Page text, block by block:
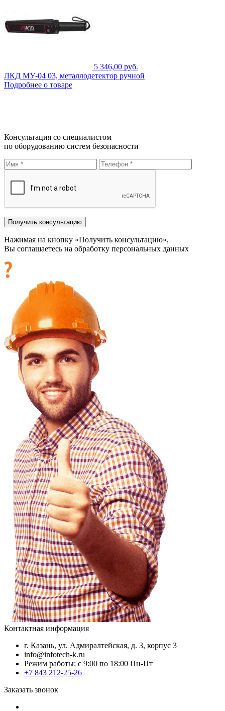
5 346,00 руб.
ЛКД МУ-04 03, металлодетектор ручной
Подробнее о товаре
Консультация со специалистом
по оборудованию систем безопасности
Нажимая на кнопку «Получить консультацию»,
Вы соглашаетесь на обработку персональных данных
Контактная информация
г. Казань, ул. Адмиралтейская, д. 3, корпус 3
info@infotech-k.ru
Режим работы: с 9:00 по 18:00 Пн-Пт
+7 843 212-25-26
Заказать звонок